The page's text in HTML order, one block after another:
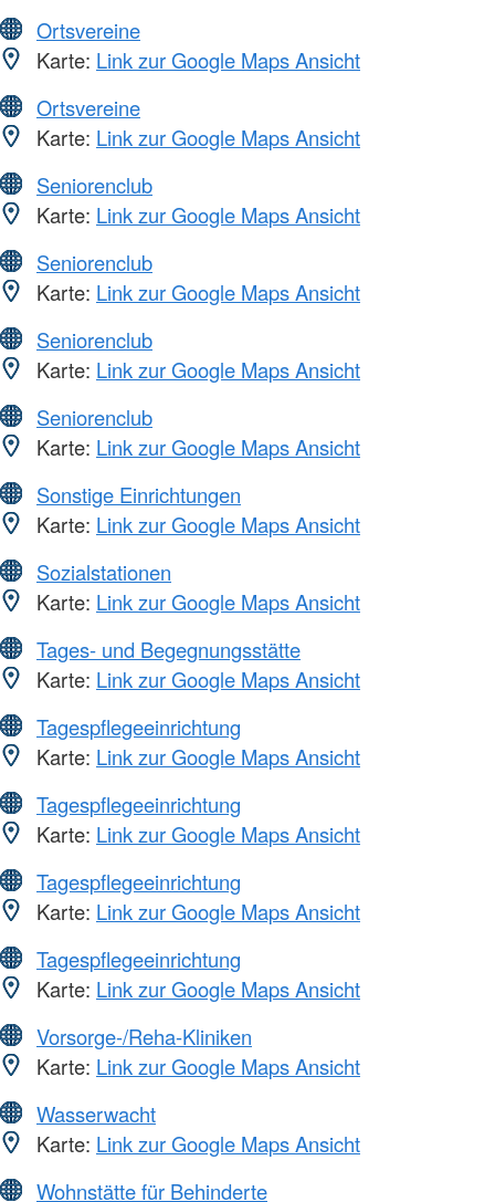
Ortsvereine
Karte: Link zur Google Maps Ansicht
Ortsvereine
Karte: Link zur Google Maps Ansicht
Seniorenclub
Karte: Link zur Google Maps Ansicht
Seniorenclub
Karte: Link zur Google Maps Ansicht
Seniorenclub
Karte: Link zur Google Maps Ansicht
Seniorenclub
Karte: Link zur Google Maps Ansicht
Sonstige Einrichtungen
Karte: Link zur Google Maps Ansicht
Sozialstationen
Karte: Link zur Google Maps Ansicht
Tages- und Begegnungsstätte
Karte: Link zur Google Maps Ansicht
Tagespflegeeinrichtung
Karte: Link zur Google Maps Ansicht
Tagespflegeeinrichtung
Karte: Link zur Google Maps Ansicht
Tagespflegeeinrichtung
Karte: Link zur Google Maps Ansicht
Tagespflegeeinrichtung
Karte: Link zur Google Maps Ansicht
Vorsorge-/Reha-Kliniken
Karte: Link zur Google Maps Ansicht
Wasserwacht
Karte: Link zur Google Maps Ansicht
Wohnstätte für Behinderte